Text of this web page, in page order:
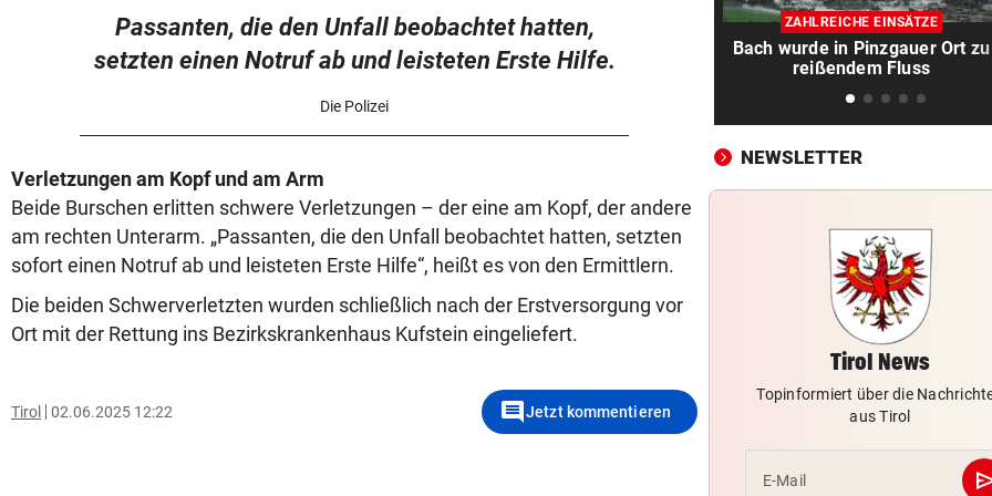
Passanten, die den Unfall beobachtet hatten,
setzten einen Notruf ab und leisteten Erste Hilfe.
Die Polizei
Verletzungen am Kopf und am Arm
Beide Burschen erlitten schwere Verletzungen – der eine am Kopf, der andere
am rechten Unterarm. „Passanten, die den Unfall beobachtet hatten, setzten
sofort einen Notruf ab und leisteten Erste Hilfe“, heißt es von den Ermittlern.
Die beiden Schwerverletzten wurden schließlich nach der Erstversorgung vor
Ort mit der Rettung ins Bezirkskrankenhaus Kufstein eingeliefert.
Tirol 02.06.2025 12:22 commentJetzt kommentieren
Burgos-Rundfahrt
RECHT BEI WASSERMANGEL
Pool trotz Verbot gefüllt? Das
kann teuer werden
Rennfahrerin zurück
KRIZ-ZWITTKOVITS
Ruck-Nachfolgerin: „Es war
eine Herrenrunde“
Irina Shayk beeindruckt mit
CHANCE AUF 3. TITEL vor 2
ZAHLREICHE EINSÄTZE
Bach wurde in Pinzgauer Ort zu
reißendem Fluss
NEWSLETTER
Tirol News
Topinformiert über die
aus Tirol
E-Mail